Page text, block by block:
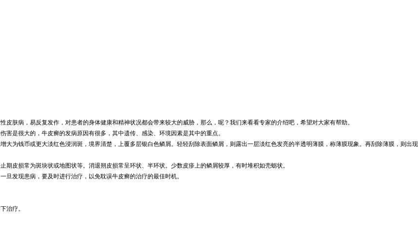
肤病，易反复发作，对患者的身体健康和精神状况都会带来较大的威胁，那么，呢？我们来看看专家的介绍吧，希望对大家有帮助。
是很大的，牛皮癣的发病原因有很多，其中遗传、感染、环境因素是其中的重点。
为钱币或更大淡红色浸润斑，境界清楚，上覆多层银白色鳞屑。轻轻刮除表面鳞屑，则露出一层淡红色发亮的半透明薄膜，称薄膜现象。再刮除薄膜，则出现
皮损常为斑块状或地图状等。消退朔皮损常呈环状、半环状。少数皮疹上的鳞屑较厚，有时堆积如壳蛎状。
发现患病，要及时进行治疗，以免耽误牛皮癣的治疗的最佳时机。
治疗。